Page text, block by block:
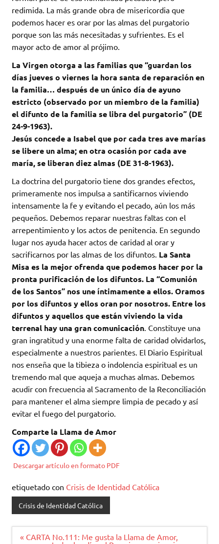
redimida. La más grande obra de misericordia que
podemos hacer es orar por las almas del purgatorio
porque son las más necesitadas y sufrientes. Es el
mayor acto de amor al prójimo.
La Virgen otorga a las familias que “guardan los
días jueves o viernes la hora santa de reparación en
la familia… después de un único día de ayuno
estricto (observado por un miembro de la familia)
el difunto de la familia se libra del purgatorio” (DE
24-9-1963).
Jesús concede a Isabel que por cada tres ave marías
se libere un alma; en otra ocasión por cada ave
maría, se liberan diez almas (DE 31-8-1963).
La doctrina del purgatorio tiene dos grandes efectos,
primeramente nos impulsa a santificarnos viviendo
intensamente la fe y evitando el pecado, aún los más
pequeños. Debemos reparar nuestras faltas con el
arrepentimiento y los actos de penitencia. En segundo
lugar nos ayuda hacer actos de caridad al orar y
sacrificarnos por las almas de los difuntos. La Santa
Misa es la mejor ofrenda que podemos hacer por la
pronta purificación de los difuntos. La “Comunión
de los Santos” nos une íntimamente a ellos. Oramos
por los difuntos y ellos oran por nosotros. Entre los
difuntos y aquellos que están viviendo la vida
terrenal hay una gran comunicación. Constituye una
gran ingratitud y una enorme falta de caridad olvidarlos,
especialmente a nuestros parientes. El Diario Espiritual
nos enseña que la tibieza o indolencia espiritual es un
tremendo mal que aqueja a muchas almas. Debemos
acudir con frecuencia al Sacramento de la Reconciliación
para mantener el alma siempre limpia de pecado y así
evitar el fuego del purgatorio.
Comparte la Llama de Amor
Descargar artículo en formato PDF
etiquetado con Crisis de Identidad Católica
Crisis de Identidad Católica
Navegación
« CARTA No.111: Me gusta la Llama de Amor,